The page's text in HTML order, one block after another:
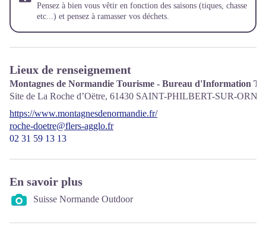
Pensez à bien vous vêtir en fonction des saisons (tiques, chasse
etc...) et pensez à ramasser vos déchets.
Lieux de renseignement
Montagnes de Normandie Tourisme - Bureau d'Information
Site de La Roche d’Oëtre, 61430 SAINT-PHILBERT-SUR-ORNE
https://www.montagnesdenormandie.fr/
roche-doetre@flers-agglo.fr
02 31 59 13 13
En savoir plus
Suisse Normande Outdoor